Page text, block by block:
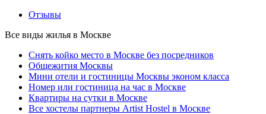
Отзывы
Все виды жилья в Москве
Снять койко место в Москве без посредников
Общежития Москвы
Мини отели и гостиницы Москвы эконом класса
Номер или гостиница на час в Москве
Квартиры на сутки в Москве
Все хостелы партнеры Artist Hostel в Москве